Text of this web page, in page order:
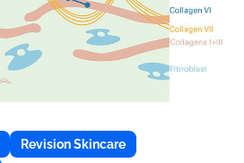
Revision Skincare